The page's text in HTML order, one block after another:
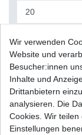
Wir verwenden
Website und
Besucher:innen
Inhalte und
Drittanbietern
analysieren. Die
Cookies. Wir
Einstellungen